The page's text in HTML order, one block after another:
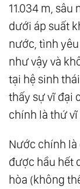
41.Hành
42.Tự Do
43. Người
44.Không
Thương
45.Tư Duy
Sống
47. Sinh
48.Tìm Lại
49.Hành
11.034 m,
dưới áp suất
nước, tình
như vậy và
tại hệ sinh
thấy sự vĩ đại
chính là thứ
Nước chính
được hầu hết
hòa (không